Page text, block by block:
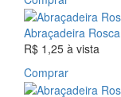
Abraçadeira
R$ 1,25 à vista
Comprar